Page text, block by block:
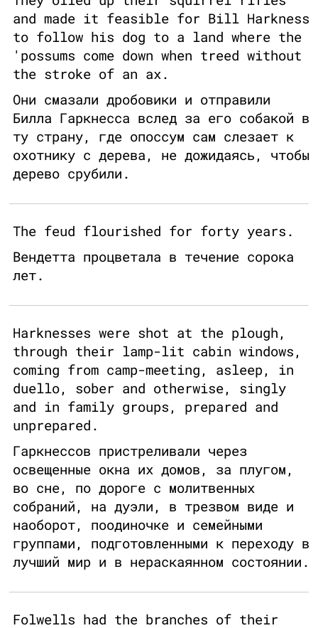
and made it feasible for Bill Harkness
to follow his dog to a land where the
'possums come down when treed without
the stroke of an ax.
Они смазали дробовики и отправили
Билла Гаркнесса вслед за его собакой в
ту страну, где опоссум сам слезает к
охотнику с дерева, не дожидаясь, чтобы
дерево срубили.
The feud flourished for forty years.
Вендетта процветала в течение сорока
лет.
Harknesses were shot at the plough,
through their lamp-lit cabin windows,
coming from camp-meeting, asleep, in
duello, sober and otherwise, singly
and in family groups, prepared and
unprepared.
Гаркнессов пристреливали через
освещенные окна их домов, за плугом,
во сне, по дороге с молитвенных
собраний, на дуэли, в трезвом виде и
наоборот, поодиночке и семейными
группами, подготовленными к переходу в
лучший мир и в нераскаянном состоянии.
Folwells had the branches of their